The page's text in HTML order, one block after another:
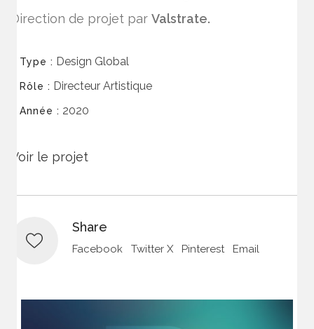
Direction de projet par Valstrate.
Type : Design Global
Rôle : Directeur Artistique
Année : 2020
Voir le projet
Share
Facebook Twitter X Pinterest Email